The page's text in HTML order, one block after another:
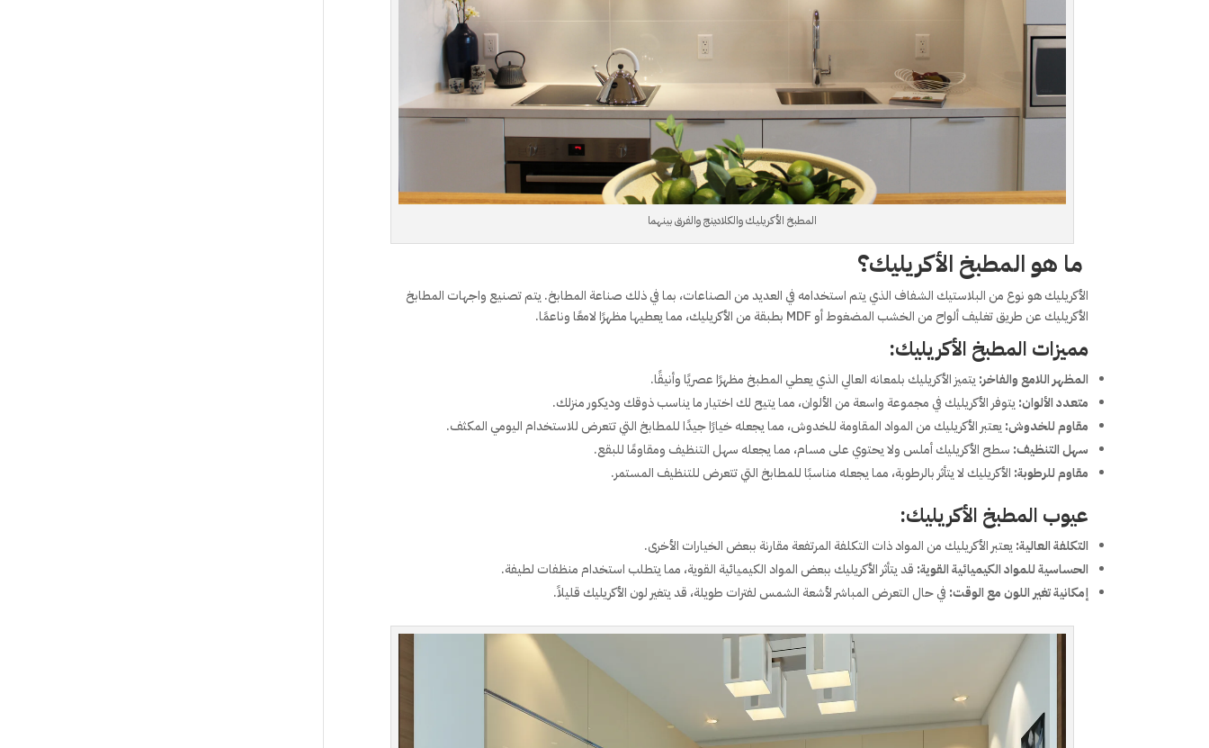
المطبخ الأكريليك والكلادينج والفرق بينهما
ما هو المطبخ الأكريليك؟
الأكريليك هو نوع من البلاستيك الشفاف الذي يتم استخدامه في العديد من الصناعات، بما في ذلك صناعة المطابخ. يتم تصنيع واجهات المطابخ
الأكريليك عن طريق تغليف ألواح من الخشب المضغوط أو MDF بطبقة من الأكريليك، مما يعطيها مظهرًا لامعًا وناعمًا.
مميزات المطبخ الأكريليك:
المظهر اللامع والفاخر: يتميز الأكريليك بلمعانه العالي الذي يعطي المطبخ مظهرًا عصريًا وأنيقًا.
متعدد الألوان: يتوفر الأكريليك في مجموعة واسعة من الألوان، مما يتيح لك اختيار ما يناسب ذوقك وديكور منزلك.
مقاوم للخدوش: يعتبر الأكريليك من المواد المقاومة للخدوش، مما يجعله خيارًا جيدًا للمطابخ التي تتعرض للاستخدام اليومي المكثف.
سهل التنظيف: سطح الأكريليك أملس ولا يحتوي على مسام، مما يجعله سهل التنظيف ومقاومًا للبقع.
مقاوم للرطوبة: الأكريليك لا يتأثر بالرطوبة، مما يجعله مناسبًا للمطابخ التي تتعرض للتنظيف المستمر.
عيوب المطبخ الأكريليك:
التكلفة العالية: يعتبر الأكريليك من المواد ذات التكلفة المرتفعة مقارنة ببعض الخيارات الأخرى.
الحساسية للمواد الكيميائية القوية: قد يتأثر الأكريليك ببعض المواد الكيميائية القوية، مما يتطلب استخدام منظفات لطيفة.
إمكانية تغير اللون مع الوقت: في حال التعرض المباشر لأشعة الشمس لفترات طويلة، قد يتغير لون الأكريليك قليلاً.